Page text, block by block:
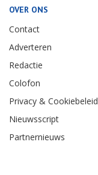
OVER ONS
Contact
Adverteren
Redactie
Colofon
Privacy & Cookiebeleid
Nieuwsscript
Partnernieuws